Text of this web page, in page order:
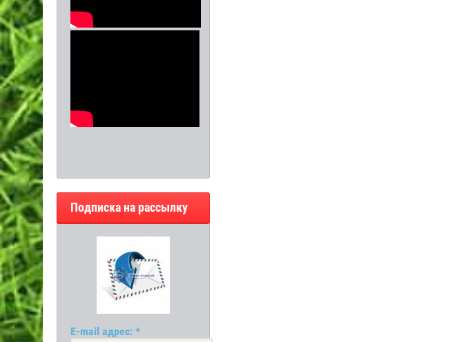
Подписка на рассылку
E-mail адрес: *